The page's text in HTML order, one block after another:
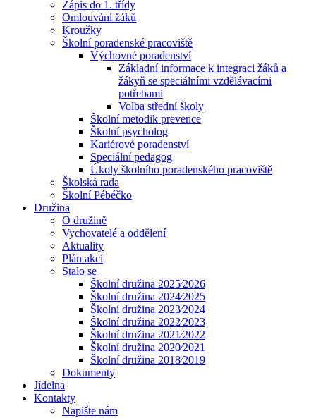
Zápis do 1. třídy
Omlouvání žáků
Kroužky
Školní poradenské pracoviště
Výchovné poradenství
Základní informace k integraci žáků a
žákyň se speciálními vzdělávacími
potřebami
Volba střední školy
Školní metodik prevence
Školní psycholog
Kariérové poradenství
Speciální pedagog
Úkoly školního poradenského pracoviště
Školská rada
Školní Pébéčko
Družina
O družině
Vychovatelé a oddělení
Aktuality
Plán akcí
Stalo se
Školní družina 2025⁄2026
Školní družina 2024⁄2025
Školní družina 2023⁄2024
Školní družina 2022⁄2023
Školní družina 2021⁄2022
Školní družina 2020⁄2021
Školní družina 2018⁄2019
Dokumenty
Jídelna
Kontakty
Napište nám